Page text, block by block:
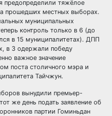
предопределили тяжёлое
прошедших местных выборах.
муниципальных
контроль только в 6 (до
в 15 муниципалитетах). ДПП
в 3 одержали победу
важное значение
поста столичного мэра и
Тайчжун.
вынудили премьер-
же день подать заявление об
партии Гоминьдан